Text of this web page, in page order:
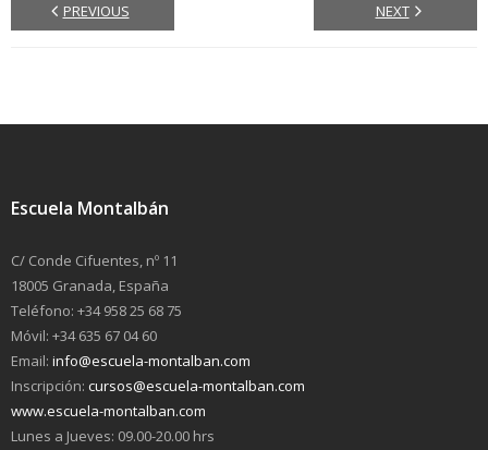
PREVIOUS NEXT
Escuela Montalbán
C/ Conde Cifuentes, nº 11
18005 Granada, España
Teléfono: +34 958 25 68 75
Móvil: +34 635 67 04 60
Email: info@escuela-montalban.com
Inscripción: cursos@escuela-montalban.com
www.escuela-montalban.com
Lunes a Jueves: 09.00-20.00 hrs